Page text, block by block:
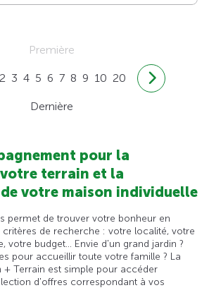
Première
2 3 4 5 6 7 8 9 10 20
Dernière
pour la
terrain et la
votre maison individuelle
permet de trouver votre bonheur en
de recherche : votre localité, votre
votre budget... Envie d'un grand jardin ?
pour accueillir toute votre famille ? La
+ Terrain est simple pour accéder
d'offres correspondant à vos